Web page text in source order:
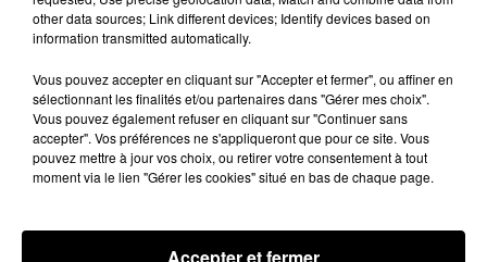
15h49
CLOYES-SUR-LE-LOIR - DON DU SANG
socio-culturel de Cloyes-sur-le-Loir (Cloyes-les-Trois-
Rivières) : Don du sang.
other data sources; Link different devices; Identify devices based on
information transmitted automatically.
Vous pouvez accepter en cliquant sur "Accepter et fermer", ou affiner en
sélectionnant les finalités et/ou partenaires dans "Gérer mes choix".
Vous pouvez également refuser en cliquant sur "Continuer sans
accepter". Vos préférences ne s'appliqueront que pour ce site. Vous
pouvez mettre à jour vos choix, ou retirer votre consentement à tout
moment via le lien "Gérer les cookies" situé en bas de chaque page.